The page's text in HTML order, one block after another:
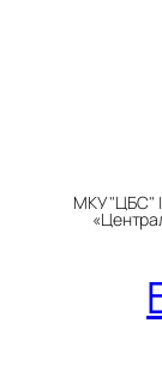
МКУ "ЦБС"